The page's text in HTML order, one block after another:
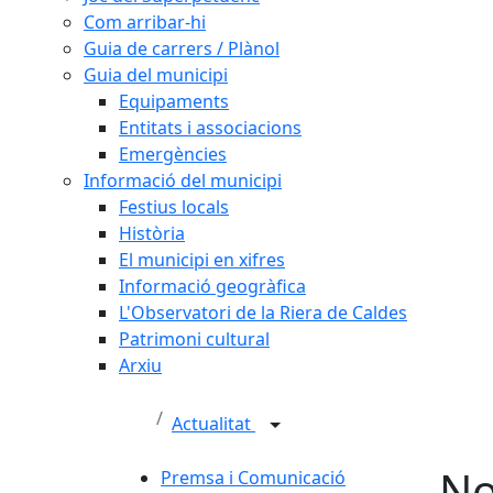
Com arribar-hi
Guia de carrers / Plànol
Guia del municipi
Equipaments
Entitats i associacions
Emergències
Informació del municipi
Festius locals
Història
El municipi en xifres
Informació geogràfica
L'Observatori de la Riera de Caldes
Patrimoni cultural
Arxiu
Actualitat
Premsa i Comunicació